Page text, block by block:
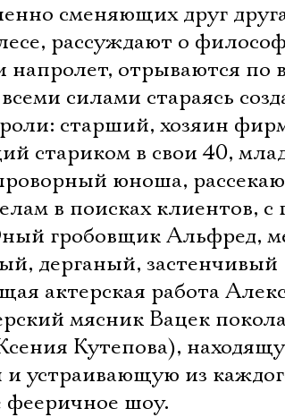
сменяющих друг
рассуждают о
отрываются по
силами стараясь
старший, хозяин
стариком в свои 40,
юноша,
в поисках клиентов, с
гробовщик Альфред,
дерганый, застенчивый
актерская работа
мясник Вацек
Кутепова),
устраивающую из
фееричное шоу.
Электропочта
Имя